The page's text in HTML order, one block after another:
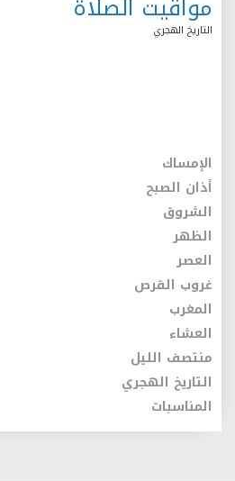
التاريخ الهجري
الإمساك
أذان الصبح
الشروق
الظهر
العصر
غروب القرص
المغرب
العشاء
منتصف الليل
التاريخ الهجري
المناسبات